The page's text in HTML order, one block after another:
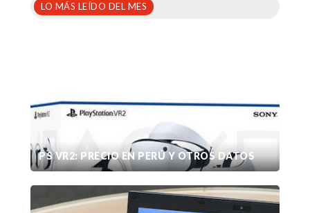
LO MÁS LEÍDO DEL MES
PS VR2: PRECIO EN PERÚ Y OTROS DATOS